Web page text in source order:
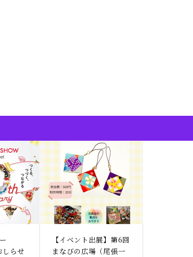
らせ
【イベント出展】第6回
まなびの広場（尾張一